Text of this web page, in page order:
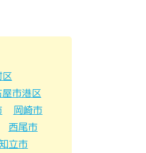
市港区
岡崎市
西尾市
知立市